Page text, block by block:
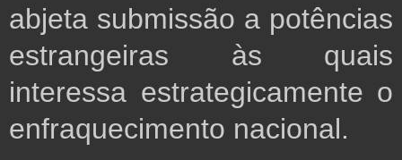
abjeta submissão a potências
estrangeiras às quais
interessa estrategicamente o
enfraquecimento nacional.